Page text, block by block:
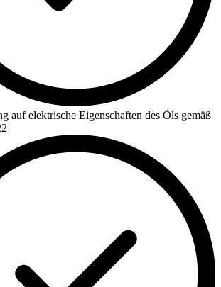
auf elektrische Eigenschaften des Öls gemäß